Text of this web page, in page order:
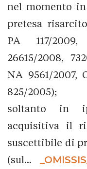
nel momento
pretesa
PA 117/
26615/2008,
NA 9561/2007,
825/2005);
soltanto in
acquisitiva il
suscettibile di
(sul...
_OMISSIS_